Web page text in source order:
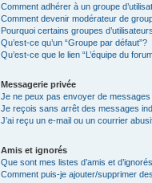
Comment adhérer à un groupe
Comment devenir modérateur de
Pourquoi certains groupes
Qu’est-ce qu’un “Groupe par défaut”?
Qu’est-ce que le lien “L’équipe du
Messagerie privée
Je ne peux pas envoyer de messages
Je reçois sans arrêt des messages
J’ai reçu un e-mail ou un courrier
Amis et ignorés
Que sont mes listes d’amis et
Comment puis-je ajouter/supprimer